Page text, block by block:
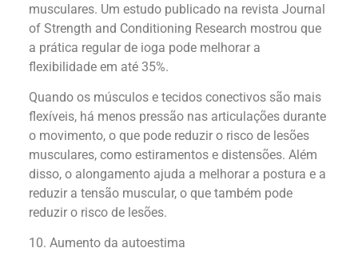
musculares. Um estudo publicado na revista Journal
of Strength and Conditioning Research mostrou que
a prática regular de ioga pode melhorar a
flexibilidade em até 35%.
Quando os músculos e tecidos conectivos são mais
flexíveis, há menos pressão nas articulações durante
o movimento, o que pode reduzir o risco de lesões
musculares, como estiramentos e distensões. Além
disso, o alongamento ajuda a melhorar a postura e a
reduzir a tensão muscular, o que também pode
reduzir o risco de lesões.
10. Aumento da autoestima